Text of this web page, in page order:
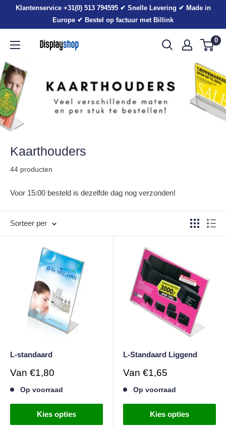
Klantenservice +31(0) 513 794595 ✔ Snelle Levering ✔ Made in
Europe ✔ Bestel op factuur met Billink
Displayshop.nl
0
Kaarthouders
44 producten
Voor 15:00 besteld is dezelfde dag nog verzonden!
Sorteer per
L-standaard
Verkoopprijs
Van €1,80
Op voorraad
Kies opties
L-Standaard Liggend
Verkoopprijs
Van €1,65
Op voorraad
Kies opties